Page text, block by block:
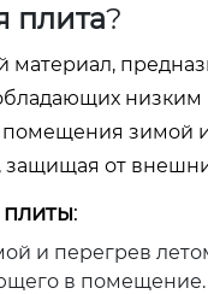
плита?
материал,
зимой
защищая от
:
и перегрев
в помещение.